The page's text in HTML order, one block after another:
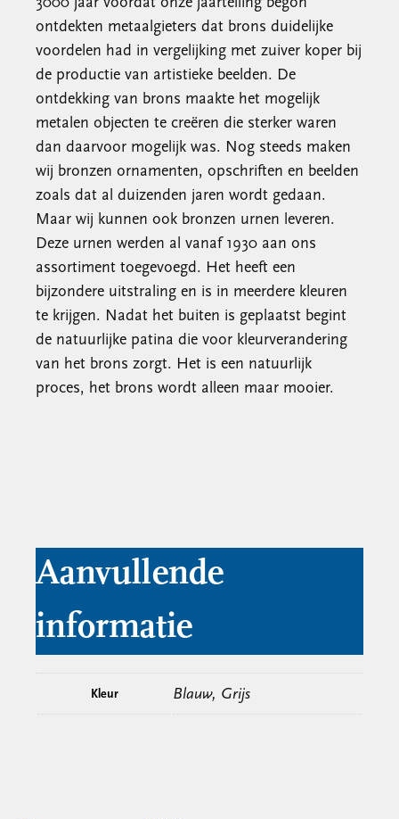
ontdekten metaalgieters dat brons duidelijke
voordelen had in vergelijking met zuiver koper bij
de productie van artistieke beelden. De
ontdekking van brons maakte het mogelijk
metalen objecten te creëren die sterker waren
dan daarvoor mogelijk was. Nog steeds maken
wij bronzen ornamenten, opschriften en beelden
zoals dat al duizenden jaren wordt gedaan.
Maar wij kunnen ook bronzen urnen leveren.
Deze urnen werden al vanaf 1930 aan ons
assortiment toegevoegd. Het heeft een
bijzondere uitstraling en is in meerdere kleuren
te krijgen. Nadat het buiten is geplaatst begint
de natuurlijke patina die voor kleurverandering
van het brons zorgt. Het is een natuurlijk
proces, het brons wordt alleen maar mooier.
Aanvullende
informatie
Kleur Blauw, Grijs